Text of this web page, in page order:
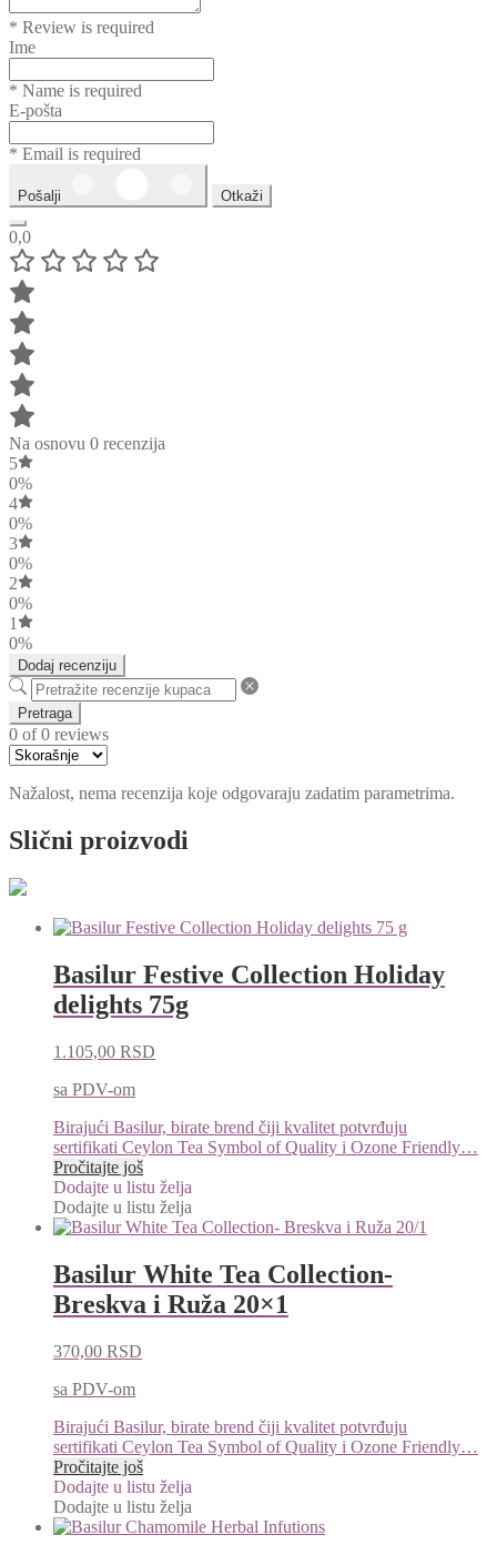
* Review is required
Ime
* Name is required
E-pošta
* Email is required
Pošalji Otkaži
0,0
Na osnovu 0 recenzija
5
0%
4
0%
3
0%
2
0%
1
0%
Dodaj recenziju
Pretraga
0 of 0 reviews
Nažalost, nema recenzija koje odgovaraju zadatim parametrima.
Slični proizvodi
Basilur Festive Collection Holiday
delights 75g
1.105,00 RSD
sa PDV-om
Birajući Basilur, birate brend čiji kvalitet potvrđuju
sertifikati Ceylon Tea Symbol of Quality i Ozone Friendly…
Pročitajte još
Dodajte u listu želja
Dodajte u listu želja
Basilur White Tea Collection-
Breskva i Ruža 20×1
370,00 RSD
sa PDV-om
Birajući Basilur, birate brend čiji kvalitet potvrđuju
sertifikati Ceylon Tea Symbol of Quality i Ozone Friendly…
Pročitajte još
Dodajte u listu želja
Dodajte u listu želja